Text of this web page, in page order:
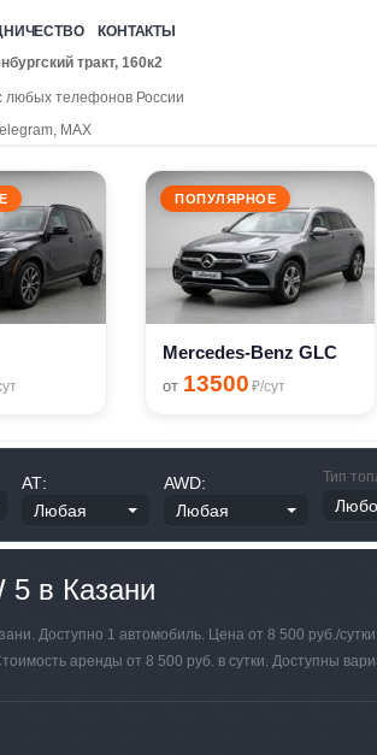
КОНТАКТЫ
тракт, 160к2
любых телефонов России
MAX
ПОПУЛЯРНОЕ
Mercedes-Benz GLC
от 13500 ₽/сут
АТ: AWD: Тип
5 в Казани
Доступно 1 автомобиль. Цена от 8 500 руб./сутки.
аренды от 8 500 руб. в сутки. Доступны